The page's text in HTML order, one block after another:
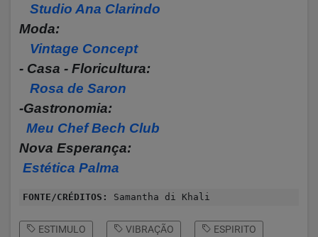
Studio Ana Clarindo
Moda:
Vintage Concept
- Casa - Floricultura:
Rosa de Saron
-Gastronomia:
Meu Chef Bech Club
Nova Esperança:
Estética Palma
FONTE/CRÉDITOS: Samantha di Khali
ESTIMULO VIBRAÇÃO ESPIRITO